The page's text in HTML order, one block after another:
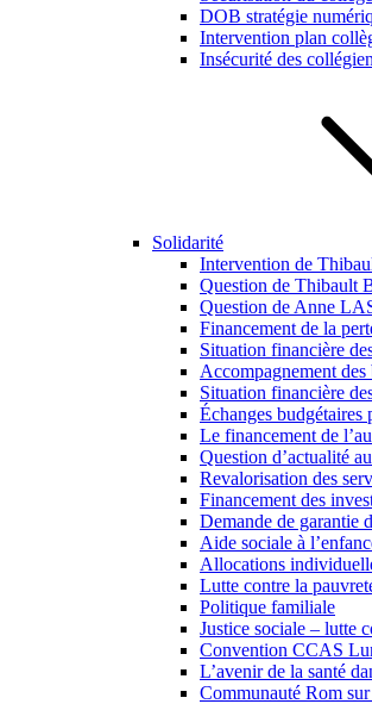
DOB stratégie
Intervention plan
Insécurité des
Solidarité
Intervention de
Question de Thibault
Question de Anne
Financement de la
Situation financière
Accompagnement
Situation financière
Échanges budgétaires
Le financement de
Question d’actualité
Revalorisation des
Financement des
Demande de garantie
Aide sociale à
Allocations
Lutte contre la
Politique familiale
Justice sociale – lutte
Convention CCAS
L’avenir de la santé
Communauté Rom